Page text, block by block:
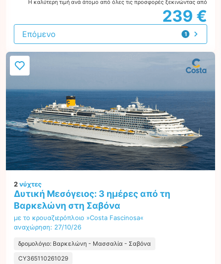
Η καλύτερη τιμή ανά άτομο από όλες τις προσφορές ξεκινώντας από
239 €
1
προσφορά
Επόμενο
2νύχτες
Δυτική Μεσόγειος: 3 ημέρες από τη
Βαρκελώνη στη Σαβόνα
με το κρουαζιερόπλοιο »Costa Fascinosa«
αναχώρηση: 27/10/26
δρομολόγιο: Βαρκελώνη - Μασσαλία - Σαβόνα
CY365110261029